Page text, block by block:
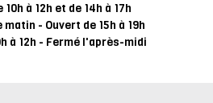
10h à 12h et de 14h à 17h
matin - Ouvert de 15h à 19h
à 12h - Fermé l'après-midi